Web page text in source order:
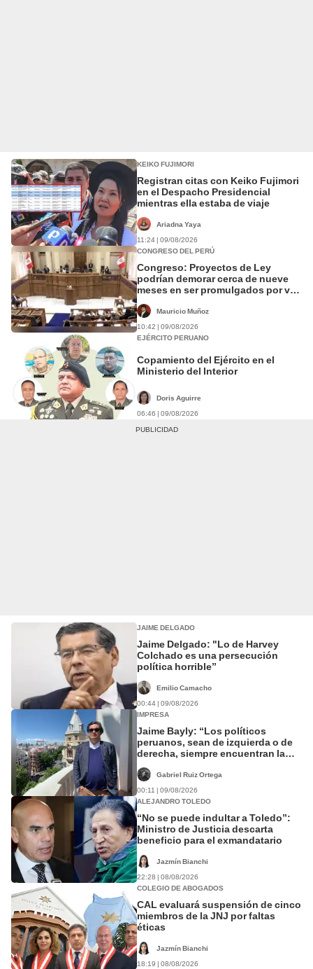
KEIKO FUJIMORI
Registran citas con Keiko Fujimori
en el Despacho Presidencial
mientras ella estaba de viaje
Ariadna Yaya
11:24 | 09/08/2026
CONGRESO DEL PERÚ
Congreso: Proyectos de Ley
podrían demorar cerca de nueve
meses en ser promulgados por vía
Mauricio Muñoz
10:42 | 09/08/2026
EJÉRCITO PERUANO
Copamiento del Ejército en el
Ministerio del Interior
Doris Aguirre
06:46 | 09/08/2026
JAIME DELGADO
Jaime Delgado: "Lo de Harvey
Colchado es una persecución
política horrible”
Emilio Camacho
00:44 | 09/08/2026
IMPRESA
Jaime Bayly: “Los políticos
peruanos, sean de izquierda o de
derecha, siempre encuentran la
Gabriel Ruiz Ortega
00:11 | 09/08/2026
ALEJANDRO TOLEDO
“No se puede indultar a Toledo”:
Ministro de Justicia descarta
beneficio para el exmandatario
Jazmín Bianchi
22:28 | 08/08/2026
COLEGIO DE ABOGADOS
CAL evaluará suspensión de cinco
miembros de la JNJ por faltas
éticas
Jazmín Bianchi
18:19 | 08/08/2026